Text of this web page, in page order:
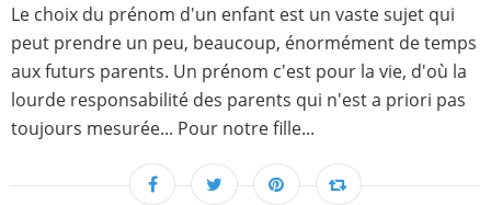
Le choix du prénom d'un enfant est un vaste sujet qui
peut prendre un peu, beaucoup, énormément de temps
aux futurs parents. Un prénom c'est pour la vie, d'où la
lourde responsabilité des parents qui n'est a priori pas
toujours mesurée... Pour notre fille...